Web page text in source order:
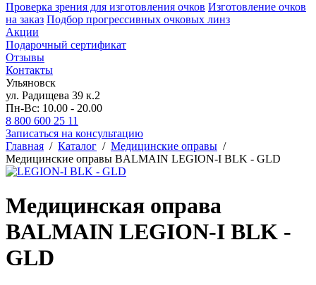
Проверка зрения для изготовления очков Изготовление очков
на заказ Подбор прогрессивных очковых линз
Акции
Подарочный сертификат
Отзывы
Контакты
Ульяновск
ул. Радищева 39 к.2
Пн-Вс: 10.00 - 20.00
8 800 600 25 11
Записаться на консультацию
Главная / Каталог / Медицинские оправы /
Медицинские оправы BALMAIN LEGION-I BLK - GLD
Медицинская оправа
BALMAIN LEGION-I BLK -
GLD